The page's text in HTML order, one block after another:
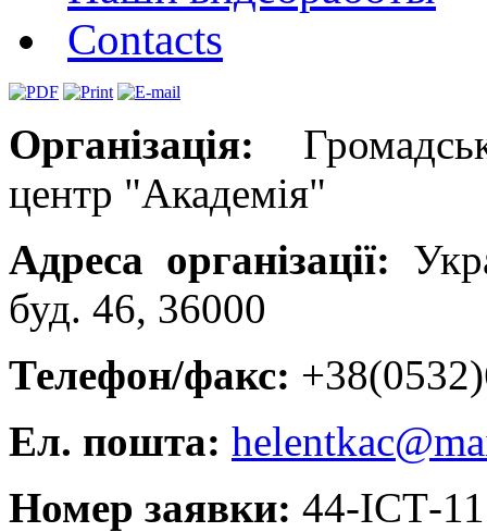
Contacts
Організація:
центр "Академія"
Адреса організації:
буд. 46, 36000
Телефон/факс:
Ел. пошта:
Номер заявки: 44-ІСТ-11